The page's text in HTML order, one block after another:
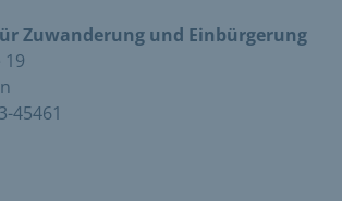
Zuwanderung und Einbürgerung
45461